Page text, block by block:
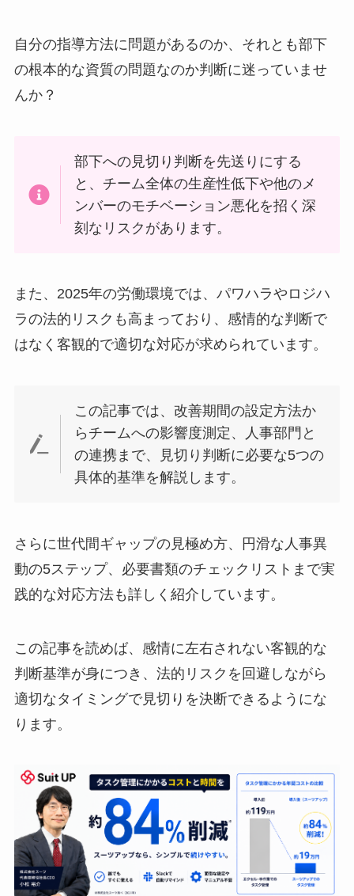
自分の指導方法に問題があるのか、それとも部下
の根本的な資質の問題なのか判断に迷っていませ
んか？
部下への見切り判断を先送りにする
と、チーム全体の生産性低下や他のメ
ンバーのモチベーション悪化を招く深
刻なリスクがあります。
また、2025年の労働環境では、パワハラやロジハ
ラの法的リスクも高まっており、感情的な判断で
はなく客観的で適切な対応が求められています。
この記事では、改善期間の設定方法か
らチームへの影響度測定、人事部門と
の連携まで、見切り判断に必要な5つの
具体的基準を解説します。
さらに世代間ギャップの見極め方、円滑な人事異
動の5ステップ、必要書類のチェックリストまで実
践的な対応方法も詳しく紹介しています。
この記事を読めば、感情に左右されない客観的な
判断基準が身につき、法的リスクを回避しながら
適切なタイミングで見切りを決断できるようにな
ります。